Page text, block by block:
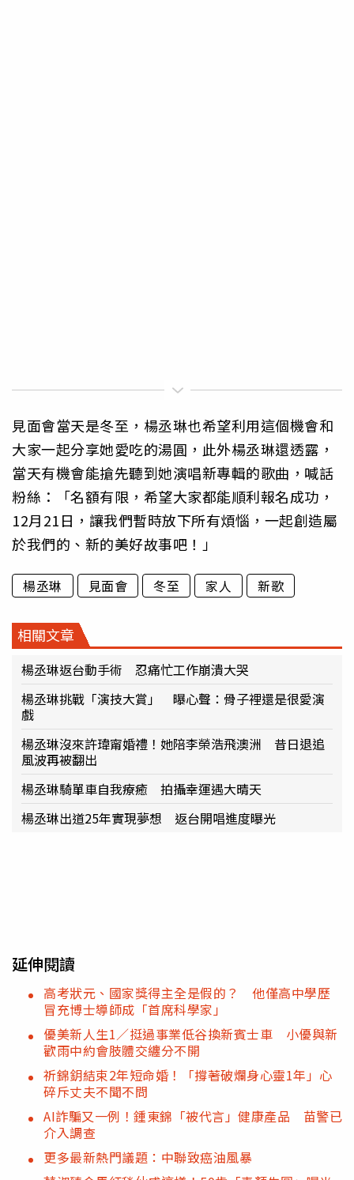
見面會當天是冬至，楊丞琳也希望利用這個機會和
大家一起分享她愛吃的湯圓，此外楊丞琳還透露，
當天有機會能搶先聽到她演唱新專輯的歌曲，喊話
粉絲：「名額有限，希望大家都能順利報名成功，
12月21日，讓我們暫時放下所有煩惱，一起創造屬
於我們的、新的美好故事吧！」
楊丞琳 見面會 冬至 家人 新歌
相關文章
楊丞琳返台動手術 忍痛忙工作崩潰大哭
楊丞琳挑戰「演技大賞」 曝心聲：骨子裡還是很愛演
戲
楊丞琳沒來許瑋甯婚禮！她陪李榮浩飛澳洲 昔日退追
風波再被翻出
楊丞琳騎單車自我療癒 拍攝幸運遇大晴天
楊丞琳出道25年實現夢想 返台開唱進度曝光
延伸閱讀
高考狀元、國家獎得主全是假的？ 他僅高中學歷
冒充博士導師成「首席科學家」
優美新人生1／挺過事業低谷換新賓士車 小優與新
歡雨中約會肢體交纏分不開
祈錦鈅結束2年短命婚！「撐著破爛身心靈1年」心
碎斥丈夫不聞不問
AI詐騙又一例！鍾東錦「被代言」健康產品 苗警已
介入調查
更多最新熱門議題：中聯致癌油風暴